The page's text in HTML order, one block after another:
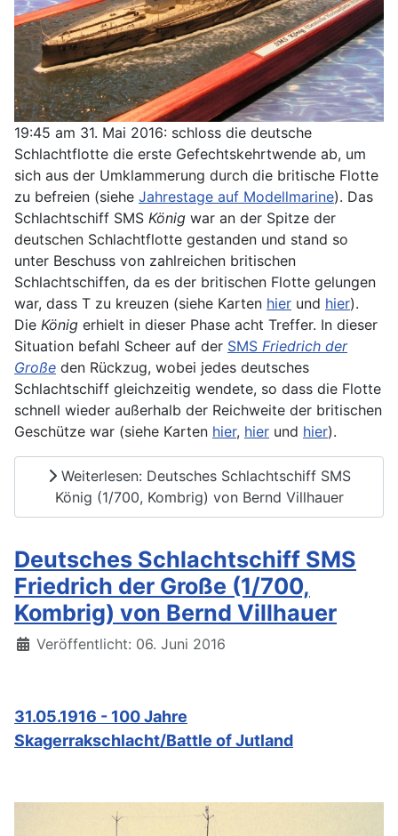
19:45 am 31. Mai 2016: schloss die deutsche
Schlachtflotte die erste Gefechtskehrtwende ab, um
sich aus der Umklammerung durch die britische Flotte
zu befreien (siehe Jahrestage auf Modellmarine). Das
Schlachtschiff SMS König war an der Spitze der
deutschen Schlachtflotte gestanden und stand so
unter Beschuss von zahlreichen britischen
Schlachtschiffen, da es der britischen Flotte gelungen
war, dass T zu kreuzen (siehe Karten hier und hier).
Die König erhielt in dieser Phase acht Treffer. In dieser
Situation befahl Scheer auf der SMS Friedrich der
Große den Rückzug, wobei jedes deutsches
Schlachtschiff gleichzeitig wendete, so dass die Flotte
schnell wieder außerhalb der Reichweite der britischen
Geschütze war (siehe Karten hier, hier und hier).
Weiterlesen: Deutsches Schlachtschiff SMS
König (1/700, Kombrig) von Bernd Villhauer
Deutsches Schlachtschiff SMS
Friedrich der Große (1/700,
Kombrig) von Bernd Villhauer
Details
Veröffentlicht: 06. Juni 2016
31.05.1916 - 100 Jahre
Skagerrakschlacht/Battle of Jutland